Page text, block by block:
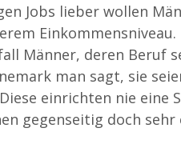
Jobs lieber wollen
Männer, deren Beruf
man sagt, sie
Diese einrichten nie eine
gegenseitig doch